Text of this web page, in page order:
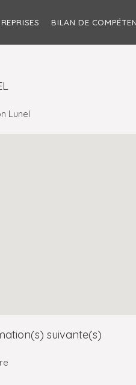
BILAN DE
Lunel
suivante(s)